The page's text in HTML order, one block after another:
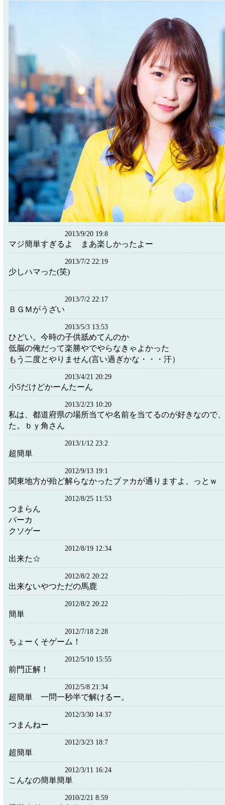
2013/9/20 19:8
マジ簡単すぎるよ まあ楽しかったよー
2013/7/2 22:19
少しハマった(笑)
2013/7/2 22:17
ＢＧＭがうざい
2013/5/3 13:53
ひどい。今時の子供舐めてんのか
低脳の俺だって楽勝やでやらなきゃよかった
もう二度とやりません(言い過ぎかな・・・汗）
2013/4/21 20:29
小5だけどかーんたーん
2013/2/23 10:20
私は、都道府県の場所当てや名前を当てるのが好きなので
た。ｂｙ角さん
2013/1/12 23:2
超簡単
2012/9/13 19:1
関東地方が殆ど解らなかったブァカが通りますよ、っとｗ
2012/8/25 11:53
つまらん
バーカ
クソゲー
2012/8/19 12:34
出来た☆
2012/8/2 20:22
出来ないやつただの馬鹿
2012/8/2 20:22
簡単
2012/7/18 2:28
ちょーくそゲーム！
2012/5/10 15:55
前門正解！
2012/5/8 21:34
超簡単 一問一秒半で解けるー。
2012/3/30 14:37
つまんねー
2012/3/23 18:7
超簡単
2012/3/11 16:24
こんなの簡単簡単
2010/2/21 8:59